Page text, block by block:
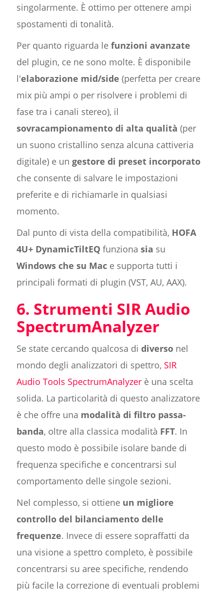
singolarmente. È ottimo per ottenere ampi
spostamenti di tonalità.
Per quanto riguarda le funzioni avanzate
del plugin, ce ne sono molte. È disponibile
l'elaborazione mid/side (perfetta per creare
mix più ampi o per risolvere i problemi di
fase tra i canali stereo), il
sovracampionamento di alta qualità (per
un suono cristallino senza alcuna cattiveria
digitale) e un gestore di preset incorporato
che consente di salvare le impostazioni
preferite e di richiamarle in qualsiasi
momento.
Dal punto di vista della compatibilità, HOFA
4U+ DynamicTiltEQfunziona sia su
Windows che su Mace supporta tutti i
principali formati di plugin (VST, AU, AAX).
6. Strumenti SIR Audio
SpectrumAnalyzer
Se state cercando qualcosa di diversonel
mondo degli analizzatori di spettro, SIR
Audio Tools SpectrumAnalyzerè una scelta
solida. La particolarità di questo analizzatore
è che offre una modalità di filtro passa-
banda, oltre alla classica modalità FFT. In
questo modo è possibile isolare bande di
frequenza specifiche e concentrarsi sul
comportamento delle singole sezioni.
Nel complesso, si ottiene un migliore
controllo del bilanciamento delle
frequenze. Invece di essere sopraffatti da
una visione a spettro completo, è possibile
concentrarsi su aree specifiche, rendendo
più facile la correzione di eventuali problemi